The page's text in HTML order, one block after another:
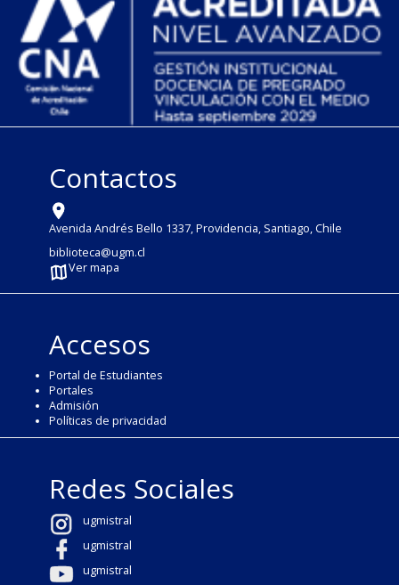
Contactos
Avenida Andrés Bello 1337, Providencia, Santiago, Chile
biblioteca@ugm.cl
Ver mapa
Accesos
Portal de Estudiantes
Portales
Admisión
Políticas de privacidad
Redes Sociales
ugmistral
ugmistral
ugmistral